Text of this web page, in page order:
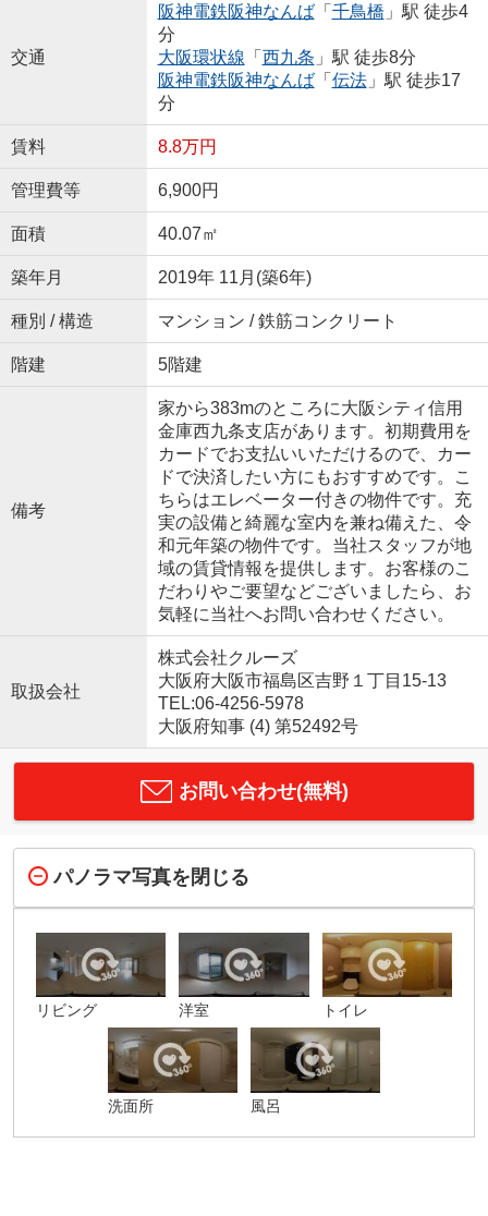
交通
阪神電鉄阪神なんば「 千鳥橋 」駅 徒歩4
分
大阪環状線 「 西九条 」駅 徒歩8分
阪神電鉄阪神なんば「 伝法」駅 徒歩17
分
賃料 8.8万円
管理費等 6,900円
面積 40.07㎡
築年月 2019年 11月(築6年)
種別 / 構造 マンション / 鉄筋コンクリート
階建 5階建
備考
家から383mのところに大阪シティ信用
金庫西九条支店があります。初期費用を
カードでお支払いいただけるので、カー
ドで決済したい方にもおすすめです。こ
ちらはエレベーター付きの物件です。充
実の設備と綺麗な室内を兼ね備えた、令
和元年築の物件です。当社スタッフが地
域の賃貸情報を提供します。お客様のこ
だわりやご要望などございましたら、お
気軽に当社へお問い合わせください。
取扱会社
株式会社クルーズ
大阪府大阪市福島区吉野１丁目15-13
TEL:06-4256-5978
大阪府知事 (4) 第52492号
お問い合わせ(無料)
パノラマ写真を閉じる
リビング 洋室 トイレ
洗面所 風呂